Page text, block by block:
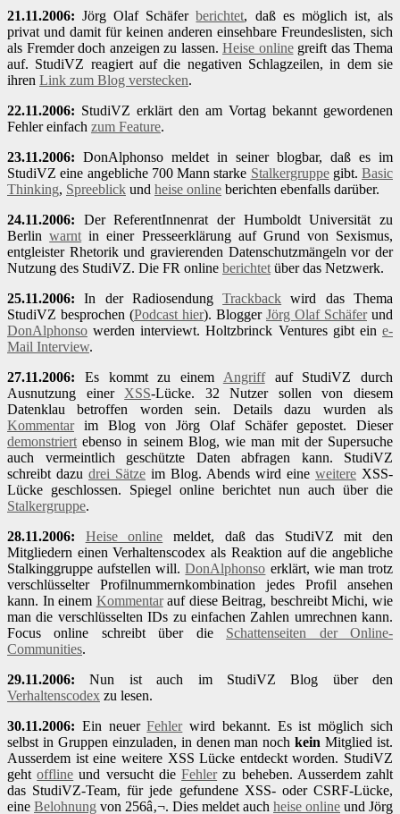
21.11.2006: Jörg Olaf Schäferberichtet, daß es möglich ist, als
privat und damit für keinen anderen einsehbare Freundeslisten, sich
als Fremder doch anzeigen zu lassen. Heise onlinegreift das Thema
auf. StudiVZ reagiert auf die negativen Schlagzeilen, in dem sie
ihren Link zum Blog verstecken.
22.11.2006: StudiVZ erklärt den am Vortag bekannt gewordenen
Fehler einfach zum Feature.
23.11.2006: DonAlphonso meldet in seiner blogbar, daß es im
StudiVZ eine angebliche 700 Mann starke Stalkergruppegibt. Basic
Thinking, Spreeblick und heise online berichten ebenfalls darüber.
24.11.2006: Der ReferentInnenrat der Humboldt Universität zu
Berlinwarnt in einer Presseerklärung auf Grund von Sexismus,
entgleister Rhetorik und gravierenden Datenschutzmängeln vor der
Nutzung des StudiVZ. Die FR online berichtet über das Netzwerk.
25.11.2006: In der RadiosendungTrackback wird das Thema
StudiVZ besprochen (Podcast hier). Blogger Jörg Olaf Schäferund
DonAlphonso werden interviewt. Holtzbrinck Ventures gibt ein e-
Mail Interview.
27.11.2006: Es kommt zu einem Angriffauf StudiVZ durch
Ausnutzung einer XSS-Lücke. 32 Nutzer sollen von diesem
Datenklau betroffen worden sein. Details dazu wurden als
Kommentarim Blog von Jörg Olaf Schäfer gepostet. Dieser
demonstriert ebenso in seinem Blog, wie man mit der Supersuche
auch vermeintlich geschützte Daten abfragen kann. StudiVZ
schreibt dazu drei Sätze im Blog. Abends wird eine weitere XSS-
Lücke geschlossen. Spiegel online berichtet nun auch über die
Stalkergruppe.
28.11.2006:
Heise online meldet, daß das StudiVZ mit den
Mitgliedern einen Verhaltenscodex als Reaktion auf die angebliche
Stalkinggruppe aufstellen will.DonAlphonso erklärt, wie man trotz
verschlüsselter Profilnummernkombination jedes Profil ansehen
kann. In einem Kommentarauf diese Beitrag, beschreibt Michi, wie
man die verschlüsselten IDs zu einfachen Zahlen umrechnen kann.
Focus online schreibt über die Schattenseiten der Online-
Communities.
29.11.2006: Nun ist auch im StudiVZ Blog über den
Verhaltenscodex zu lesen.
30.11.2006: Ein neuerFehlerwird bekannt. Es ist möglich sich
selbst in Gruppen einzuladen, in denen man nochkein Mitglied ist.
Ausserdem ist eine weitere XSS Lücke entdeckt worden. StudiVZ
gehtoffline und versucht dieFehlerzu beheben. Ausserdem zahlt
das StudiVZ-Team, für jede gefundene XSS- oder CSRF-Lücke,
eine Belohnung von 256â‚¬. Dies meldet auch heise online und Jörg